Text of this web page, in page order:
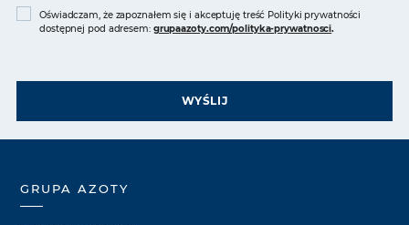
Oświadczam, że zapoznałem się i akceptuję treść Polityki prywatności
dostępnej pod adresem: grupaazoty.com/polityka-prywatnosci.
WYŚLIJ
GRUPA AZOTY